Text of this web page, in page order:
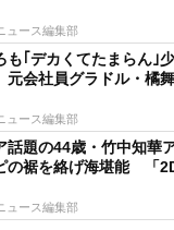
ュース編集部
も｢デカくてたまらん｣
会社員グラドル・橘
ュース編集部
話題の44歳・竹中知華
の裾を絡げ海堪能 「
ュース編集部